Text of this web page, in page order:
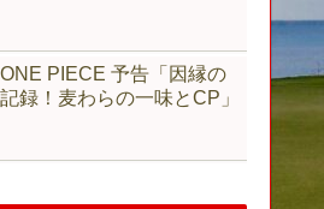
ONE PIECE 予告「因縁の
記録！麦わらの一味とCP」